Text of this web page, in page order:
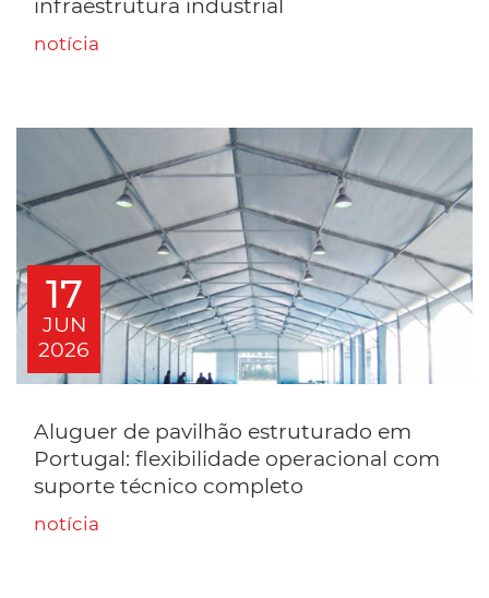
infraestrutura industrial
notícia
17
JUN
2026
Aluguer de pavilhão estruturado em
Portugal: flexibilidade operacional com
suporte técnico completo
notícia